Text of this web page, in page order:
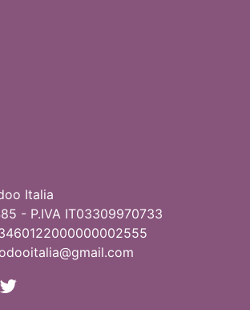
Italia
- P.IVA IT03309970733